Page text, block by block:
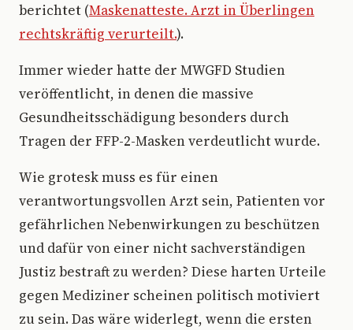
berichtet (Maskenatteste. Arzt in Überlingen
rechtskräftig verurteilt.).
Immer wieder hatte der MWGFD Studien
veröffentlicht, in denen die massive
Gesundheitsschädigung besonders durch
Tragen der FFP-2-Masken verdeutlicht wurde.
Wie grotesk muss es für einen
verantwortungsvollen Arzt sein, Patienten vor
gefährlichen Nebenwirkungen zu beschützen
und dafür von einer nicht sachverständigen
Justiz bestraft zu werden? Diese harten Urteile
gegen Mediziner scheinen politisch motiviert
zu sein. Das wäre widerlegt, wenn die ersten